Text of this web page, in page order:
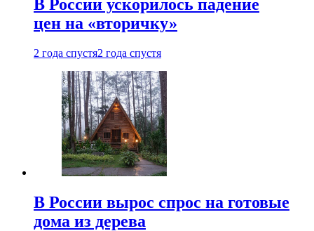
В России ускорилось падение
цен на «вторичку»
2 года спустя2 года спустя
В России вырос спрос на готовые
дома из дерева